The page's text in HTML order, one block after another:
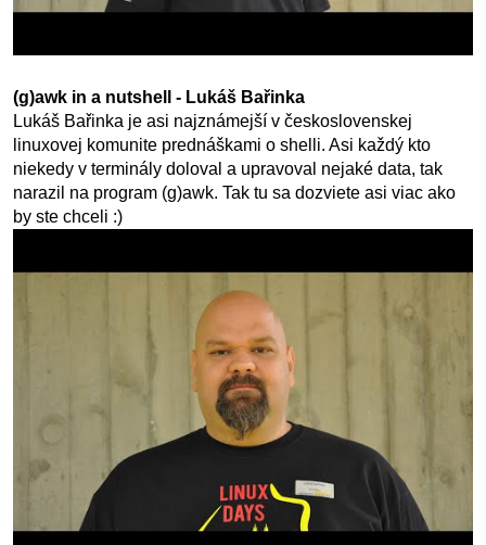
(g)awk in a nutshell - Lukáš Bařinka
Lukáš Bařinka je asi najznámejší v československej
linuxovej komunite prednáškami o shelli. Asi každý kto
niekedy v terminály doloval a upravoval nejaké data, tak
narazil na program (g)awk. Tak tu sa dozviete asi viac ako
by ste chceli :)